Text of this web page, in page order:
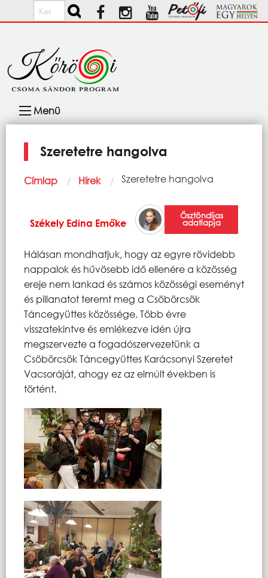
Ugrás a tartalomra
Keresés
navigáció
Menü
Szeretetre hangolva
Morzsa
Címlap Hírek Current:
Szeretetre hangolva
Székely Edina Emőke
Ösztöndíjas
adatlapja
Hálásan mondhatjuk, hogy az egyre rövidebb
nappalok és hűvösebb idő ellenére a közösség
ereje nem lankad és számos közösségi eseményt
és pillanatot teremt meg a Csöbörcsök
Táncegyüttes közössége. Több évre
visszatekintve és emlékezve idén újra
megszervezte a fogadószervezetünk a
Csöbörcsök Táncegyüttes Karácsonyi Szeretet
Vacsoráját, ahogy ez az elmúlt években is
történt.